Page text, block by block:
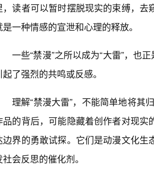
，读者可以暂时摆脱现实的束缚，
是一种情感的宣泄和心理的释放。
一些“禁漫”之所以成为“大雷”，也
起了强烈的共鸣或反感。
理解“禁漫大雷”，不能简单地将其
品的背后，可能隐藏着创作者对现
边界的勇敢试探。它们是动漫文化
社会反思的催化剂。